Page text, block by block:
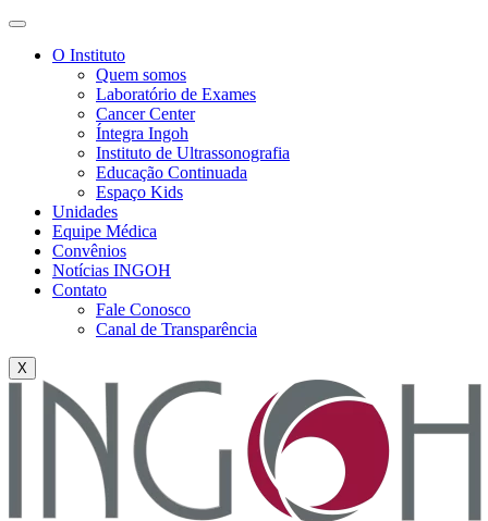
O Instituto
Quem somos
Laboratório de Exames
Cancer Center
Íntegra Ingoh
Instituto de Ultrassonografia
Educação Continuada
Espaço Kids
Unidades
Equipe Médica
Convênios
Notícias INGOH
Contato
Fale Conosco
Canal de Transparência
X